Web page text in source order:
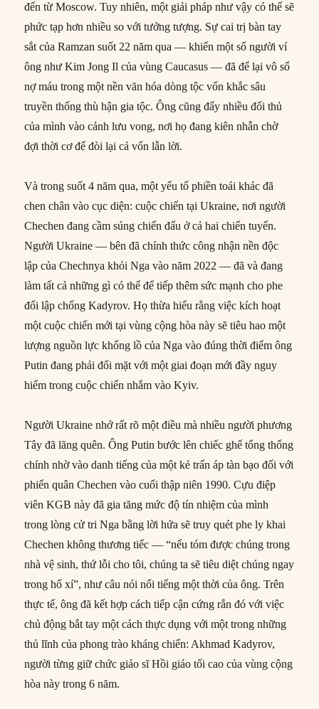
đến từ Moscow. Tuy nhiên, một giải pháp như vậy có thể sẽ
phức tạp hơn nhiều so với tưởng tượng. Sự cai trị bàn tay
sắt của Ramzan suốt 22 năm qua — khiến một số người ví
ông như Kim Jong Il của vùng Caucasus — đã để lại vô số
nợ máu trong một nền văn hóa dòng tộc vốn khắc sâu
truyền thống thù hận gia tộc. Ông cũng đẩy nhiều đối thủ
của mình vào cảnh lưu vong, nơi họ đang kiên nhẫn chờ
đợi thời cơ để đòi lại cả vốn lẫn lời.
Và trong suốt 4 năm qua, một yếu tố phiền toái khác đã
chen chân vào cục diện: cuộc chiến tại Ukraine, nơi người
Chechen đang cầm súng chiến đấu ở cả hai chiến tuyến.
Người Ukraine — bên đã chính thức công nhận nền độc
lập của Chechnya khỏi Nga vào năm 2022 — đã và đang
làm tất cả những gì có thể để tiếp thêm sức mạnh cho phe
đối lập chống Kadyrov. Họ thừa hiểu rằng việc kích hoạt
một cuộc chiến mới tại vùng cộng hòa này sẽ tiêu hao một
lượng nguồn lực khổng lồ của Nga vào đúng thời điểm ông
Putin đang phải đối mặt với một giai đoạn mới đầy nguy
hiểm trong cuộc chiến nhắm vào Kyiv.
Người Ukraine nhớ rất rõ một điều mà nhiều người phương
Tây đã lãng quên. Ông Putin bước lên chiếc ghế tổng thống
chính nhờ vào danh tiếng của một kẻ trấn áp tàn bạo đối với
phiến quân Chechen vào cuối thập niên 1990. Cựu điệp
viên KGB này đã gia tăng mức độ tín nhiệm của mình
trong lòng cử tri Nga bằng lời hứa sẽ truy quét phe ly khai
Chechen không thương tiếc — “nếu tóm được chúng trong
nhà vệ sinh, thứ lỗi cho tôi, chúng ta sẽ tiêu diệt chúng ngay
trong hố xí”, như câu nói nổi tiếng một thời của ông. Trên
thực tế, ông đã kết hợp cách tiếp cận cứng rắn đó với việc
chủ động bắt tay một cách thực dụng với một trong những
thủ lĩnh của phong trào kháng chiến: Akhmad Kadyrov,
người từng giữ chức giáo sĩ Hồi giáo tối cao của vùng cộng
hòa này trong 6 năm.